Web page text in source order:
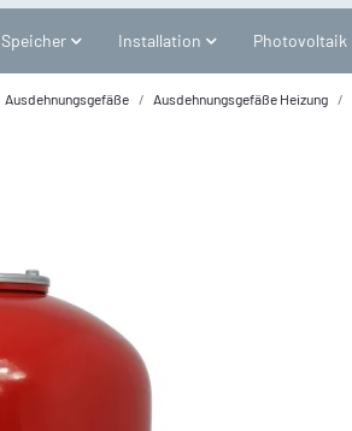
Speicher Installation Photovoltaik
Ausdehnungsgefäße Ausdehnungsgefäße Heizung